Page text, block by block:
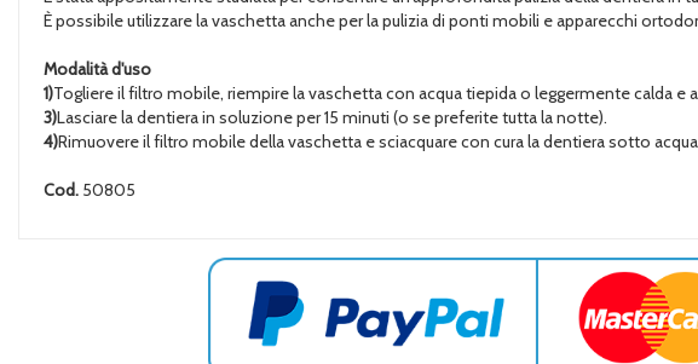
È possibile utilizzare la vaschetta anche per la pulizia di ponti mobili e apparecchi
Modalità d'uso
1)Togliere il filtro mobile, riempire la vaschetta con acqua tiepida o leggermente calda e
3)Lasciare la dentiera in soluzione per 15 minuti (o se preferite tutta la notte).
4)Rimuovere il filtro mobile della vaschetta e sciacquare con cura la dentiera sotto
Cod. 50805